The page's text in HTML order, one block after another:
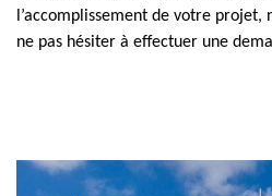
l’accomplissement de votre projet,
ne pas hésiter à effectuer une